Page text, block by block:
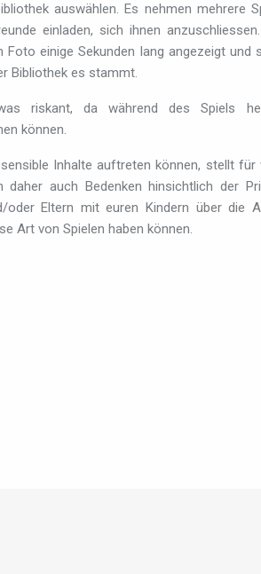
auswählen. Es nehmen mehrere
einladen, sich ihnen
Foto einige Sekunden lang angezeigt und
Bibliothek es stammt.
riskant, da während des Spiels
können.
Inhalte auftreten können, stellt für
auch Bedenken hinsichtlich der
Eltern mit euren Kindern über die
Art von Spielen haben können.